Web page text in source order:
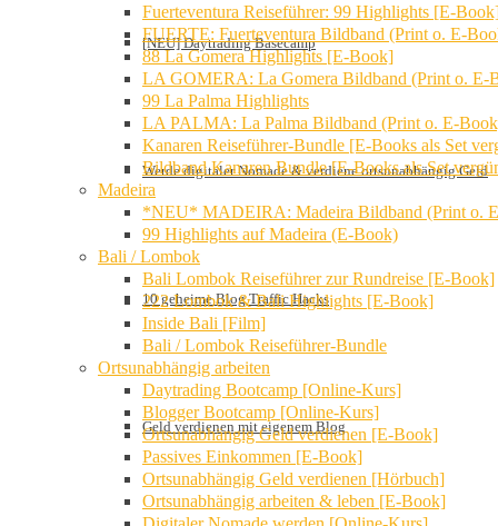
[NEU] Daytrading Basecamp
Werde digitaler Nomade & verdiene ortsunabhängig Geld
10 geheime Blog Traffic Hacks
Geld verdienen mit eigenem Blog
Fuerteventura Reiseführer: 99 Highlights [E-
FUERTE: Fuerteventura Bildband (Print o. E-
88 La Gomera Highlights [E-Book]
LA GOMERA: La Gomera Bildband (Print o. E-
99 La Palma Highlights
LA PALMA: La Palma Bildband (Print o. E-
Kanaren Reiseführer-Bundle [E-Books als Set
Bildband Kanaren Bundle [E-Books als Set
Madeira
*NEU* MADEIRA: Madeira Bildband (Print o.
99 Highlights auf Madeira (E-Book)
Bali / Lombok
Bali Lombok Reiseführer zur Rundreise [E-Book]
222 Lombok & Bali Highlights [E-Book]
Inside Bali [Film]
Bali / Lombok Reiseführer-Bundle
Ortsunabhängig arbeiten
Daytrading Bootcamp [Online-Kurs]
Blogger Bootcamp [Online-Kurs]
Ortsunabhängig Geld verdienen [E-Book]
Passives Einkommen [E-Book]
Ortsunabhängig Geld verdienen [Hörbuch]
Ortsunabhängig arbeiten & leben [E-Book]